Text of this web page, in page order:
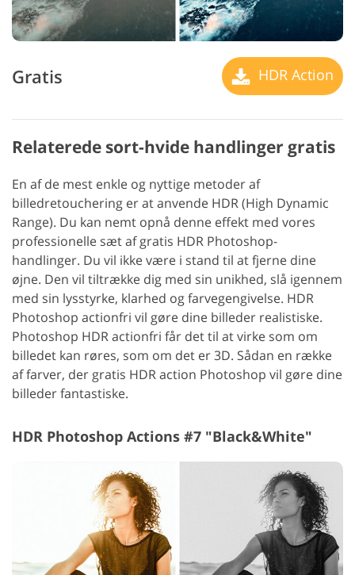
Gratis HDR Action
Relaterede sort-hvide handlinger gratis
En af de mest enkle og nyttige metoder af
billedretouchering er at anvende HDR (High Dynamic
Range). Du kan nemt opnå denne effekt med vores
professionelle sæt af gratis HDR Photoshop-
handlinger. Du vil ikke være i stand til at fjerne dine
øjne. Den vil tiltrække dig med sin unikhed, slå igennem
med sin lysstyrke, klarhed og farvegengivelse. HDR
Photoshop actionfri vil gøre dine billeder realistiske.
Photoshop HDR actionfri får det til at virke som om
billedet kan røres, som om det er 3D. Sådan en række
af farver, der gratis HDR action Photoshop vil gøre dine
billeder fantastiske.
HDR Photoshop Actions #7 "Black&White"